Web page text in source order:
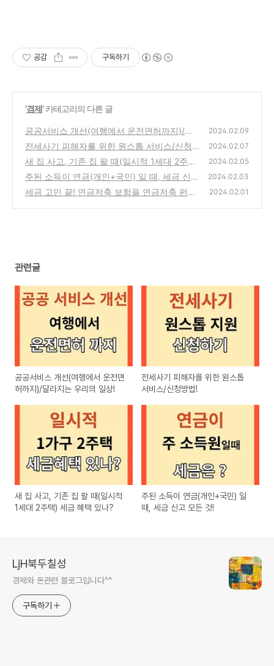
공감 구독하기
'경제' 카테고리의 다른 글
공공서비스 개선(여행에서 운전면허까지)/달
라지는 우리의 일상!
(0)
2024.02.09
전세사기 피해자를 위한 원스톱 서비스/신청
방법!
(0)
2024.02.07
새 집 사고, 기존 집 팔 때(일시적 1세대 2주택)
세금 혜택 있나?
(0)
2024.02.05
주된 소득이 연금(개인+국민) 일 때, 세금 신고
모든 것!
(0)
2024.02.03
세금 고민 끝! 연금저축 보험을 연금저축 펀드
2024.02.01
관련글
공공서비스 개선(여행에서 운전면
허까지)/달라지는 우리의 일상!
전세사기 피해자를 위한 원스톱
서비스/신청방법!
새 집 사고, 기존 집 팔 때(일시적
1세대 2주택) 세금 혜택 있나?
주된 소득이 연금(개인+국민) 일
때, 세금 신고 모든 것!
LjH북두칠성
경제와 돈관련 블로그입니다^^
구독하기